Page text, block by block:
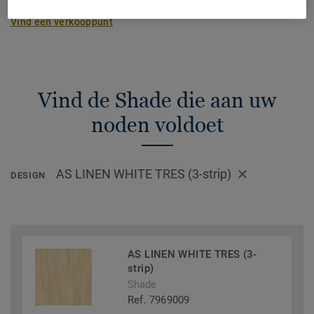
Vind een verkooppunt
Vind de Shade die aan uw
noden voldoet
DESIGN AS LINEN WHITE TRES (3-strip)
AS LINEN WHITE TRES (3-
strip)
Shade
Ref. 7969009